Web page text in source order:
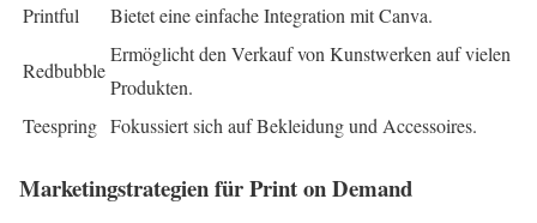
Printful Bietet eine einfache Integration mit Canva.
Redbubble
Ermöglicht den Verkauf von Kunstwerken auf vielen
Produkten.
Teespring Fokussiert sich auf Bekleidung und Accessoires.
Marketingstrategien für Print on Demand